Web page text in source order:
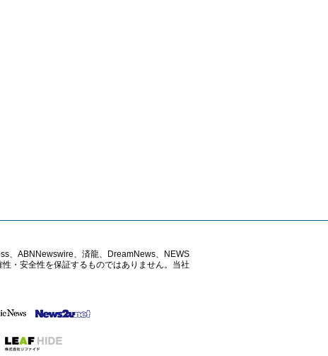
、ABNNewswire、済龍、DreamNews、NEWS
・安全性を保証するものではありません。当社